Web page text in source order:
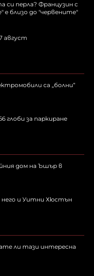
си перла? Французин с
е близо до "червените"
август
са „болни“
глоби за паркиране
дом на Ъшър в
него и Уитни Хюстън
ли тази интересна